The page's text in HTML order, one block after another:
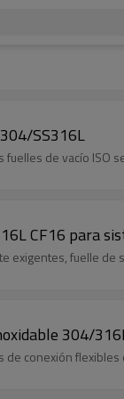
SS316L
fuelles de vacío
CF16 para
fuelle de
304/
conexión